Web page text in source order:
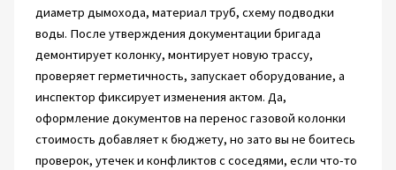
диаметр дымохода, материал труб, схему подводки
воды. После утверждения документации бригада
демонтирует колонку, монтирует новую трассу,
проверяет герметичность, запускает оборудование, а
инспектор фиксирует изменения актом. Да,
оформление документов на перенос газовой колонки
стоимость добавляет к бюджету, но зато вы не боитесь
проверок, утечек и конфликтов с соседями, если что-то